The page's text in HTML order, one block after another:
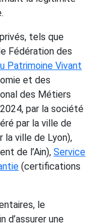
tels que
Fédération des
Patrimoine Vivant
et des
des Métiers
par la société
par la ville de
la ville de Lyon),
de l’Ain), Service
(certifications
le
d’assurer une